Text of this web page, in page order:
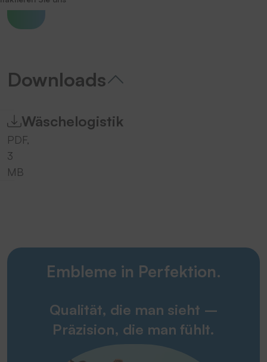
Downloads
Wäschelogistik
PDF,
3
MB
Embleme in Perfektion.
Qualität, die man sieht –
Präzision, die man fühlt.